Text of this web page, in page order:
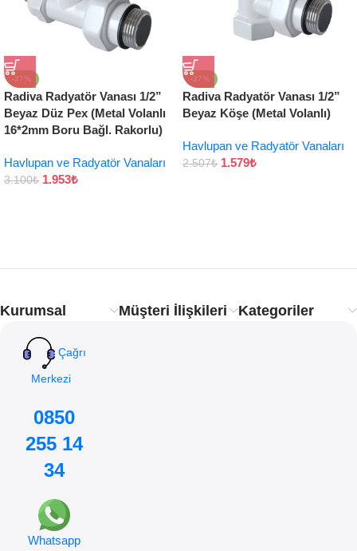
-37%
Radiva Radyatör Vanası 1/2”
Beyaz Düz Pex (Metal Volanlı
16*2mm Boru Bağl. Rakorlu)
Havlupan ve Radyatör Vanaları
3.100₺ 1.953₺
-37%
Radiva Radyatör Vanası 1/2”
Beyaz Köşe (Metal Volanlı)
Havlupan ve Radyatör Vanaları
2.507₺ 1.579₺
Kurumsal Müşteri İlişkileri Kategoriler
Çağrı
Merkezi
0850
255 14
34
Whatsapp